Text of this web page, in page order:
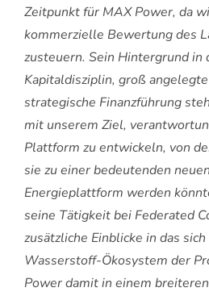
Zeitpunkt für MAX Power, da
kommerzielle Bewertung des
zusteuern. Sein Hintergrund in
Kapitaldisziplin, groß
strategische Finanzführung
mit unserem Ziel,
Plattform zu entwickeln, von
sie zu einer bedeutenden
Energieplattform werden
seine Tätigkeit bei Federated
zusätzliche Einblicke in das
Wasserstoff-Ökosystem der
Power damit in einem